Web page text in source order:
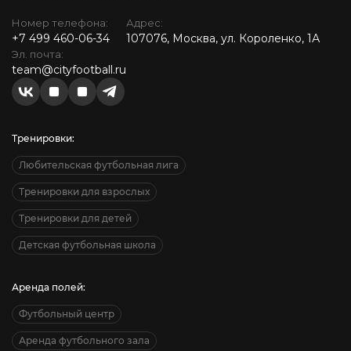
Номер телефона:
+7 499 460-06-34
Эл. почта:
team@cityfootball.ru
Адрес:
107076, Москва, ул. Короленко, 1А
Тренировки:
Любительская футбольная лига
Тренировки для взрослых
Тренировки для детей
Детская футбольная школа
Аренда полей:
Футбольный центр
Аренда футбольного зала